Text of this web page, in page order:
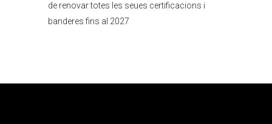
de renovar totes les seues certificacions i
banderes fins al 2027